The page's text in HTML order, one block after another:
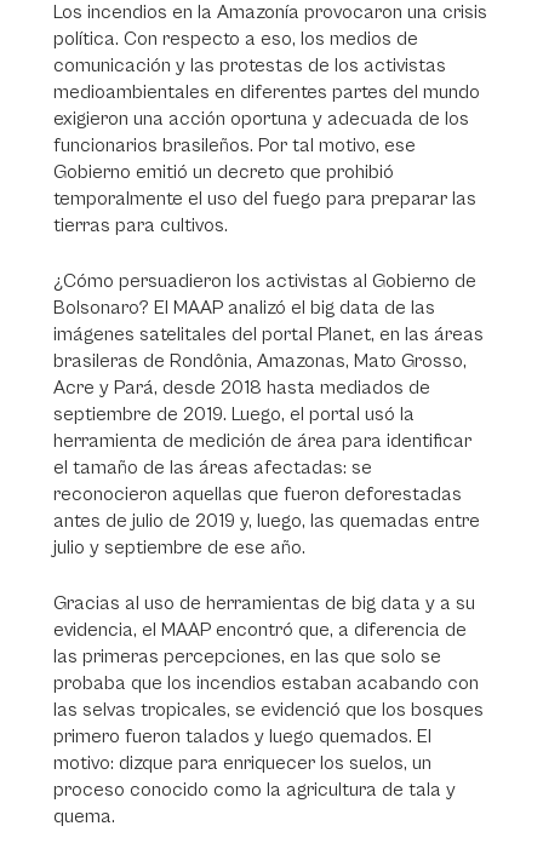
Los incendios en la Amazonía provocaron una crisis
política. Con respecto a eso, los medios de
comunicación y las protestas de los activistas
medioambientales en diferentes partes del mundo
exigieron una acción oportuna y adecuada de los
funcionarios brasileños. Por tal motivo, ese
Gobierno emitió un decreto que prohibió
temporalmente el uso del fuego para preparar las
tierras para cultivos.
¿Cómo persuadieron los activistas al Gobierno de
Bolsonaro? El MAAP analizó el big data de las
imágenes satelitales del portal Planet, en las áreas
brasileras de Rondônia, Amazonas, Mato Grosso,
Acre y Pará, desde 2018 hasta mediados de
septiembre de 2019. Luego, el portal usó la
herramienta de medición de área para identificar
el tamaño de las áreas afectadas: se
reconocieron aquellas que fueron deforestadas
antes de julio de 2019 y, luego, las quemadas entre
julio y septiembre de ese año.
Gracias al uso de herramientas de big data y a su
evidencia, el MAAP encontró que, a diferencia de
las primeras percepciones, en las que solo se
probaba que los incendios estaban acabando con
las selvas tropicales, se evidenció que los bosques
primero fueron talados y luego quemados. El
motivo: dizque para enriquecer los suelos, un
proceso conocido como la agricultura de tala y
quema.